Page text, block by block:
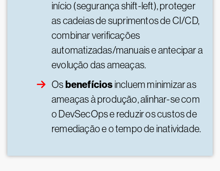
início (segurança shift-left), proteger
as cadeias de suprimentos de CI/CD,
combinar verificações
automatizadas/manuais e antecipar a
evolução das ameaças.
Osbenefícios incluem minimizar as
ameaças à produção, alinhar-se com
o DevSecOps e reduzir os custos de
remediação e o tempo de inatividade.